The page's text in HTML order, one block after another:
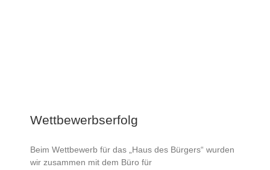
Wettbewerbserfolg
Beim Wettbewerb für das „Haus des Bürgers“ wurden
wir zusammen mit dem Büro für